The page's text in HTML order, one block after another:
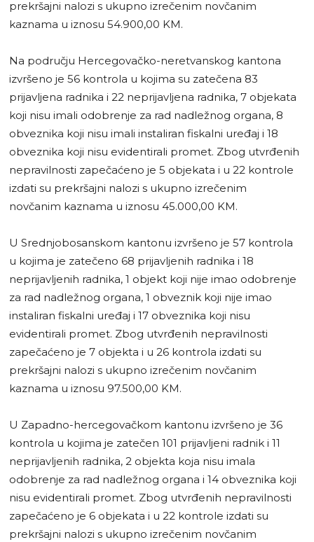
prekršajni nalozi s ukupno izrečenim novčanim
kaznama u iznosu 54.900,00 KM.
Na području Hercegovačko-neretvanskog kantona
izvršeno je 56 kontrola u kojima su zatečena 83
prijavljena radnika i 22 neprijavljena radnika, 7 objekata
koji nisu imali odobrenje za rad nadležnog organa, 8
obveznika koji nisu imali instaliran fiskalni uređaj i 18
obveznika koji nisu evidentirali promet. Zbog utvrđenih
nepravilnosti zapečaćeno je 5 objekata i u 22 kontrole
izdati su prekršajni nalozi s ukupno izrečenim
novčanim kaznama u iznosu 45.000,00 KM.
U Srednjobosanskom kantonu izvršeno je 57 kontrola
u kojima je zatečeno 68 prijavljenih radnika i 18
neprijavljenih radnika, 1 objekt koji nije imao odobrenje
za rad nadležnog organa, 1 obveznik koji nije imao
instaliran fiskalni uređaj i 17 obveznika koji nisu
evidentirali promet. Zbog utvrđenih nepravilnosti
zapečaćeno je 7 objekta i u 26 kontrola izdati su
prekršajni nalozi s ukupno izrečenim novčanim
kaznama u iznosu 97.500,00 KM.
U Zapadno-hercegovačkom kantonu izvršeno je 36
kontrola u kojima je zatečen 101 prijavljeni radnik i 11
neprijavljenih radnika, 2 objekta koja nisu imala
odobrenje za rad nadležnog organa i 14 obveznika koji
nisu evidentirali promet. Zbog utvrđenih nepravilnosti
zapečaćeno je 6 objekata i u 22 kontrole izdati su
prekršajni nalozi s ukupno izrečenim novčanim